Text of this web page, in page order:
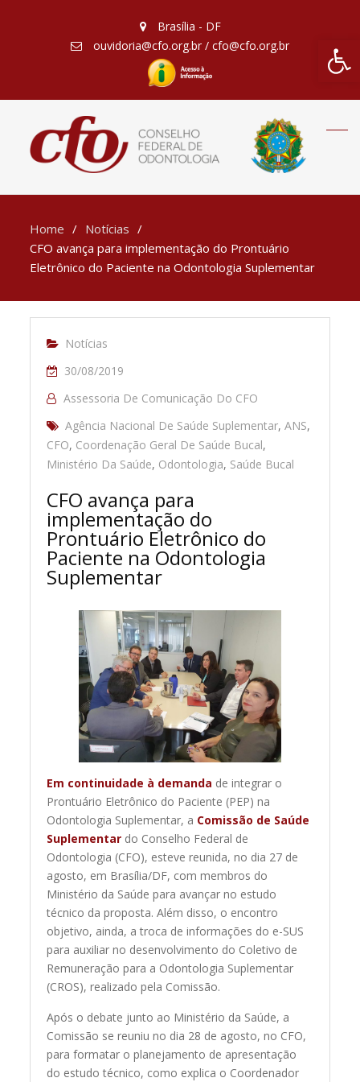
Barra
Brasília - DF
ouvidoria@cfo.org.br / cfo@cfo.org.br
Home
Notícias
CFO avança para implementação do Prontuário
Eletrônico do Paciente na Odontologia Suplementar
Notícias
30/08/2019
Assessoria De Comunicação Do CFO
Agência Nacional De Saúde Suplementar,ANS,
CFO, Coordenação Geral De Saúde Bucal,
Ministério Da Saúde, Odontologia, Saúde Bucal
CFO avança para
implementação do
Prontuário Eletrônico do
Paciente na Odontologia
Suplementar
Em continuidade à demanda de integrar o
Prontuário Eletrônico do Paciente (PEP) na
Odontologia Suplementar, a Comissão de Saúde
Suplementar do Conselho Federal de
Odontologia (CFO), esteve reunida, no dia 27 de
agosto, em Brasília/DF, com membros do
Ministério da Saúde para avançar no estudo
técnico da proposta. Além disso, o encontro
objetivo, ainda, a troca de informações do e-SUS
para auxiliar no desenvolvimento do Coletivo de
Remuneração para a Odontologia Suplementar
(CROS), realizado pela Comissão.
Após o debate junto ao Ministério da Saúde, a
Comissão se reuniu no dia 28 de agosto, no CFO,
para formatar o planejamento de apresentação
do estudo técnico, como explica o Coordenador